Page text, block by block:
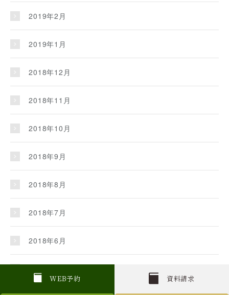
W EB予約 資料請求
2019年2月
2019年1月
2018年12月
2018年11月
2018年10月
2018年9月
2018年8月
2018年7月
2018年6月